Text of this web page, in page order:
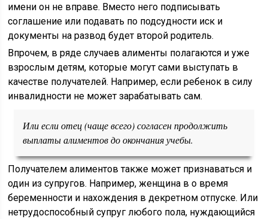
имени он не вправе. Вместо него подписывать
соглашение или подавать по подсудности иск и
документы на развод будет второй родитель.
Впрочем, в ряде случаев алименты полагаются и уже
взрослым детям, которые могут сами выступать в
качестве получателей. Например, если ребенок в силу
инвалидности не может зарабатывать сам.
Или если отец (чаще всего) согласен продолжить
выплаты алиментов до окончания учебы.
Получателем алиментов также может признаваться и
один из супругов. Например, женщина в о время
беременности и нахождения в декретном отпуске. Или
нетрудоспособный супруг любого пола, нуждающийся